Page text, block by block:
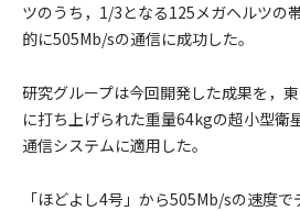
ツのうち，1/3となる125メガヘルツの
的に505Mb/sの通信に成功した。
研究グループは今回開発した成果を，
に打ち上げられた重量64kgの超小型衛
通信システムに適用した。
「ほどよし4号」から505Mb/sの速度